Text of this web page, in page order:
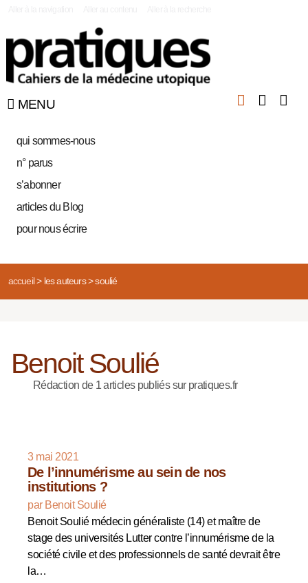
MENU
qui sommes-nous
n° parus
s’abonner
articles du Blog
pour nous écrire
accueil> les auteurs> soulié
Benoit Soulié
Rédaction de 1 articles publiés sur pratiques.fr
3 mai 2021
De l’innumérisme au sein de nos
institutions ?
par Benoit Soulié
Benoit Soulié médecin généraliste (14) et maître de
stage des universités Lutter contre l’innumérisme de la
société civile et des professionnels de santé devrait être
la…